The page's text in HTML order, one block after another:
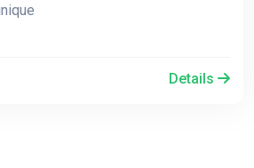
Details